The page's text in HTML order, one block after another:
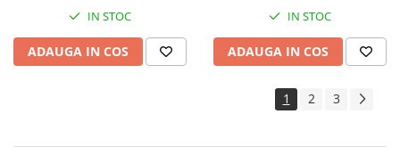
Salvatore Ferragamo
Papuci hotelieri
IN STOC
ADAUGA IN COS
IN STOC
ADAUGA IN COS
1 2 3